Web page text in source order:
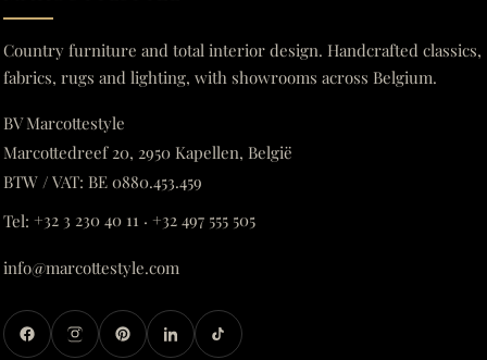
Country furniture and total interior design. Handcrafted classics,
fabrics, rugs and lighting, with showrooms across Belgium.
BV Marcottestyle
Marcottedreef 20, 2950 Kapellen, België
BTW / VAT: BE 0880.453.459
Tel: +32 3 230 40 11 · +32 497 555 505
info@marcottestyle.com